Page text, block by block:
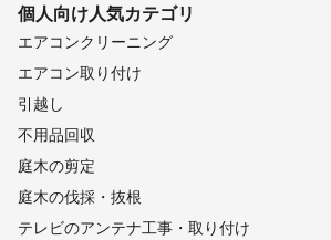
個人向け人気カテゴリ
エアコンクリーニング
エアコン取り付け
引越し
不用品回収
庭木の剪定
庭木の伐採・抜根
テレビのアンテナ工事・取り付け